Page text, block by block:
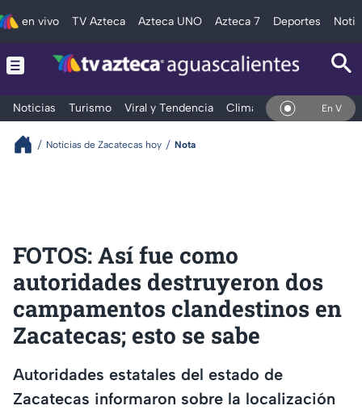
en vivo TV Azteca Azteca UNO Azteca 7 Deportes
Noticias Turismo Viral y Tendencia Clima Deportes En Vivo
Noticias de Zacatecas hoy Nota
FOTOS: Así fue como
autoridades destruyeron dos
campamentos clandestinos en
Zacatecas; esto se sabe
Autoridades estatales del estado de
Zacatecas informaron sobre la localización